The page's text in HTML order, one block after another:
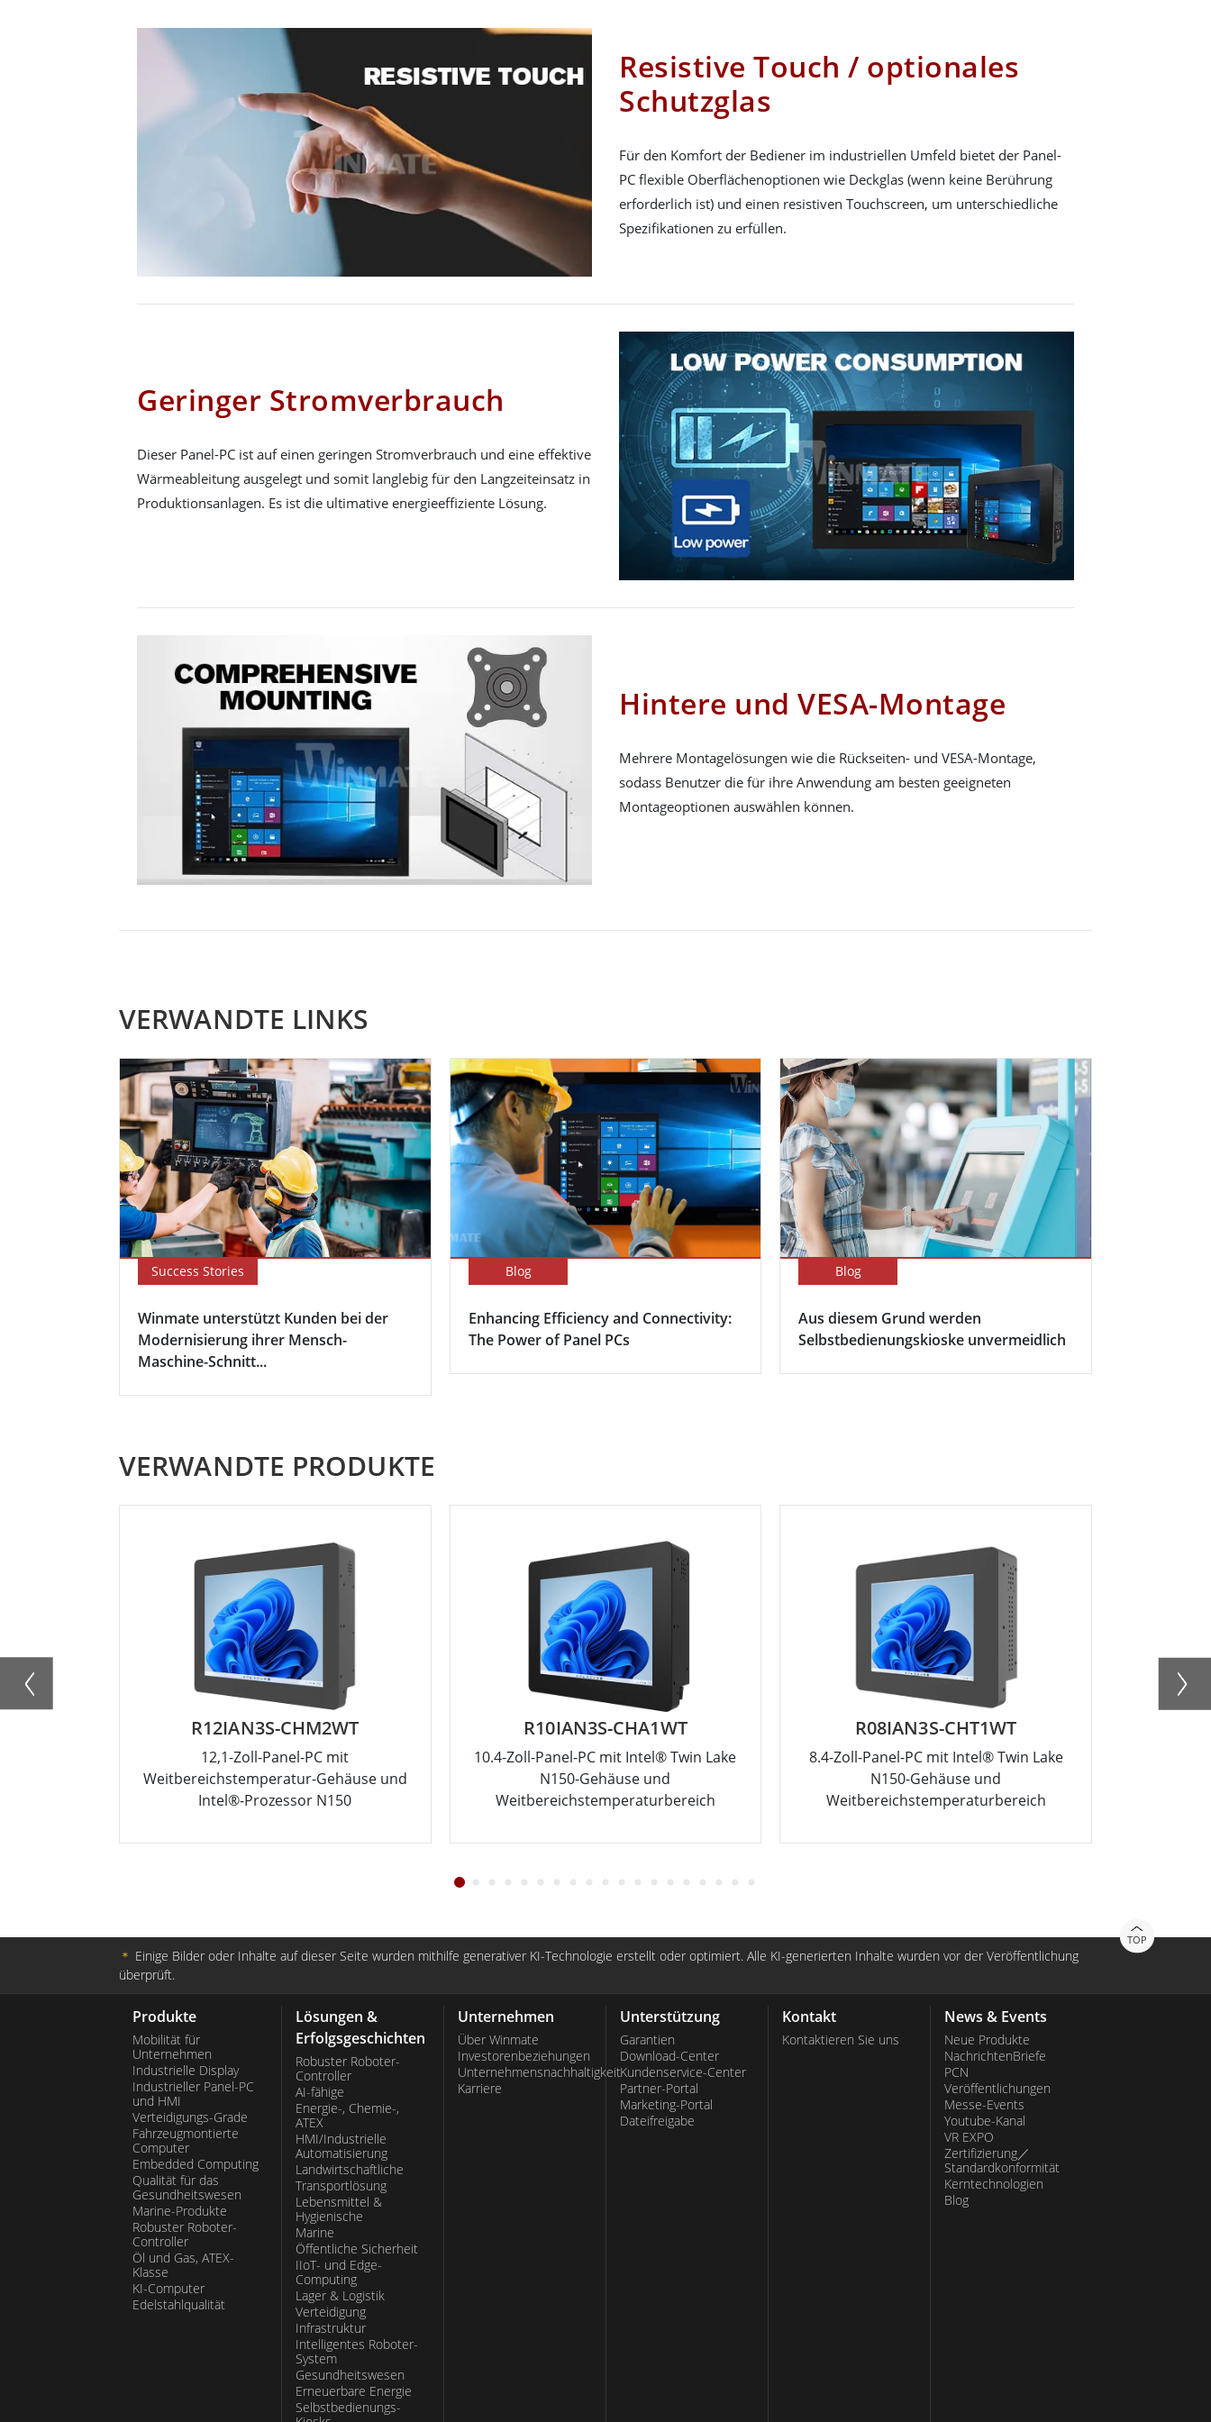
Resistive Touch / optionales
Schutzglas
Für den Komfort der Bediener im industriellen Umfeld bietet der Panel-
PC flexible Oberflächenoptionen wie Deckglas (wenn keine Berührung
erforderlich ist) und einen resistiven Touchscreen, um unterschiedliche
Spezifikationen zu erfüllen.
Geringer Stromverbrauch
Dieser Panel-PC ist auf einen geringen Stromverbrauch und eine effektive
Wärmeableitung ausgelegt und somit langlebig für den Langzeiteinsatz in
Produktionsanlagen. Es ist die ultimative energieeffiziente Lösung.
Hintere und VESA-Montage
Mehrere Montagelösungen wie die Rückseiten- und VESA-Montage,
sodass Benutzer die für ihre Anwendung am besten geeigneten
Montageoptionen auswählen können.
VERWANDTE LINKS
Success Stories
Winmate unterstützt Kunden bei der
Modernisierung ihrer Mensch-
Maschine-Schnitt...
Blog
Enhancing Efficiency and Connectivity:
The Power of Panel PCs
Blog
Aus diesem Grund werden
Selbstbedienungskioske unvermeidlich
VERWANDTE PRODUKTE
R12IAN3S-CHM2WT
12,1-Zoll-Panel-PC mit
Weitbereichstemperatur-Gehäuse und
Intel®-Prozessor N150
R10IAN3S-CHA1WT
10.4-Zoll-Panel-PC mit Intel® Twin Lake
N150-Gehäuse und
Weitbereichstemperaturbereich
R08IAN3S-CHT1WT
8.4-Zoll-Panel-PC mit Intel® Twin Lake
N150-Gehäuse und
Weitbereichstemperaturbereich
TOP
＊ Einige Bilder oder Inhalte auf dieser Seite wurden mithilfe generativer KI-Technologie erstellt oder optimiert. Alle KI-generierten Inhalte wurden vor der Veröffentlichung
überprüft.
Produkte
Mobilität für
Unternehmen
Industrielle Display
Industrieller Panel-PC
und HMI
Verteidigungs-Grade
Fahrzeugmontierte
Computer
Embedded Computing
Qualität für das
Gesundheitswesen
Marine-Produkte
Robuster Roboter-
Controller
Öl und Gas, ATEX-
Klasse
KI-Computer
Edelstahlqualität
Lösungen &
Erfolgsgeschichten
Robuster Roboter-
Controller
AI-fähige
Energie-, Chemie-,
ATEX
HMI/Industrielle
Automatisierung
Landwirtschaftliche
Transportlösung
Lebensmittel &
Hygienische
Marine
Öffentliche Sicherheit
IIoT- und Edge-
Computing
Lager & Logistik
Verteidigung
Infrastruktur
Intelligentes Roboter-
System
Gesundheitswesen
Erneuerbare Energie
Selbstbedienungs-
Unternehmen
Über Winmate
Investorenbeziehungen
Unternehmensnachhaltigkeit
Karriere
Unterstützung
Garantien
Download-Center
Kundenservice-Center
Partner-Portal
Marketing-Portal
Dateifreigabe
Kontakt
Kontaktieren Sie uns
News & Events
Neue Produkte
NachrichtenBriefe
PCN
Veröffentlichungen
Messe-Events
Youtube-Kanal
VR EXPO
Zertifizierung／
Standardkonformität
Kerntechnologien
Blog